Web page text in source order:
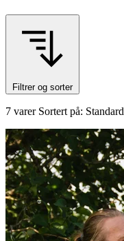
Filtrer og sorter
7 varer Sortert på: Standard